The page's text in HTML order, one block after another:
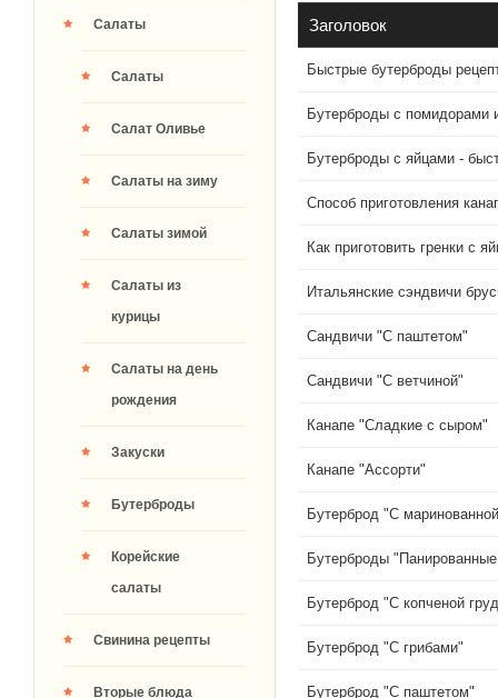
Салаты
Салаты
Салат Оливье
Салаты на зиму
Салаты зимой
Салаты из
курицы
Салаты на день
рождения
Закуски
Бутерброды
Корейские
салаты
Свинина рецепты
Вторые блюда
Заголовок
Быстрые бутерброды
Бутерброды с помидорами
Бутерброды с яйцами -
Способ приготовления
Как приготовить гренки с
Итальянские сэндвичи
Сандвичи "С паштетом"
Сандвичи "С ветчиной"
Канапе "Сладкие с сыром"
Канапе "Ассорти"
Бутерброд "С
Бутерброды
Бутерброд "С копченой
Бутерброд "С грибами"
Бутерброд "С паштетом"